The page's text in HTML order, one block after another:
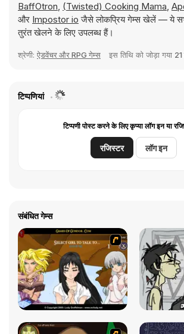
BaffOtron, (Twisted) Cooking Mama,
और Impostor io जैसे लोकप्रिय गेम्स खेलें — ये
तुरंत खेलने के लिए उपलब्ध हैं।
श्रेणी: ऐडवेंचर और RPG गेम्स इस तिथि को जोड़ा गया
टिप्पणियां
टिप्पणी पोस्ट करने के लिए कृप्या लॉग इन या
रजिस्टर लॉग इन
संबंधित गेम्स